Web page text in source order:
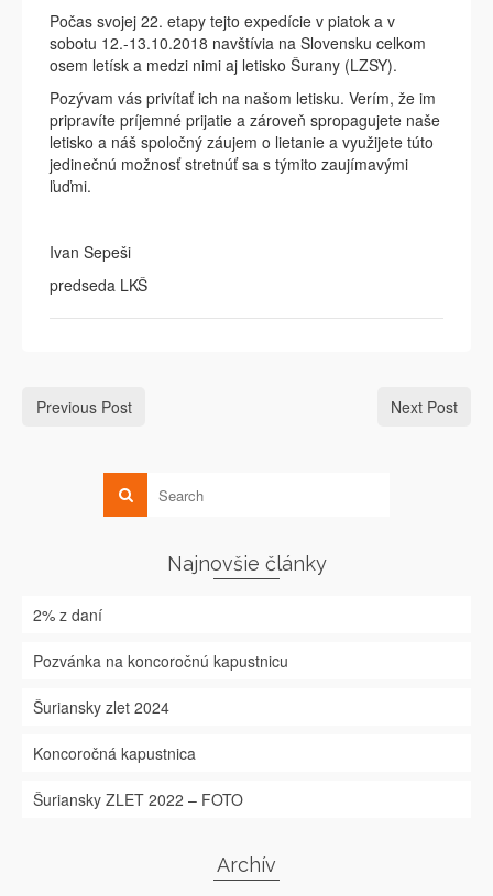
Počas svojej 22. etapy tejto expedície v piatok a v
sobotu 12.-13.10.2018 navštívia na Slovensku celkom
osem letísk a medzi nimi aj letisko Šurany (LZSY).
Pozývam vás privítať ich na našom letisku. Verím, že im
pripravíte príjemné prijatie a zároveň spropagujete naše
letisko a náš spoločný záujem o lietanie a využijete túto
jedinečnú možnosť stretnúť sa s týmito zaujímavými
ľuďmi.
Ivan Sepeši
predseda LKŠ
Previous Post Next Post
Najnovšie články
2% z daní
Pozvánka na koncoročnú kapustnicu
Šuriansky zlet 2024
Koncoročná kapustnica
Šuriansky ZLET 2022 – FOTO
Archív